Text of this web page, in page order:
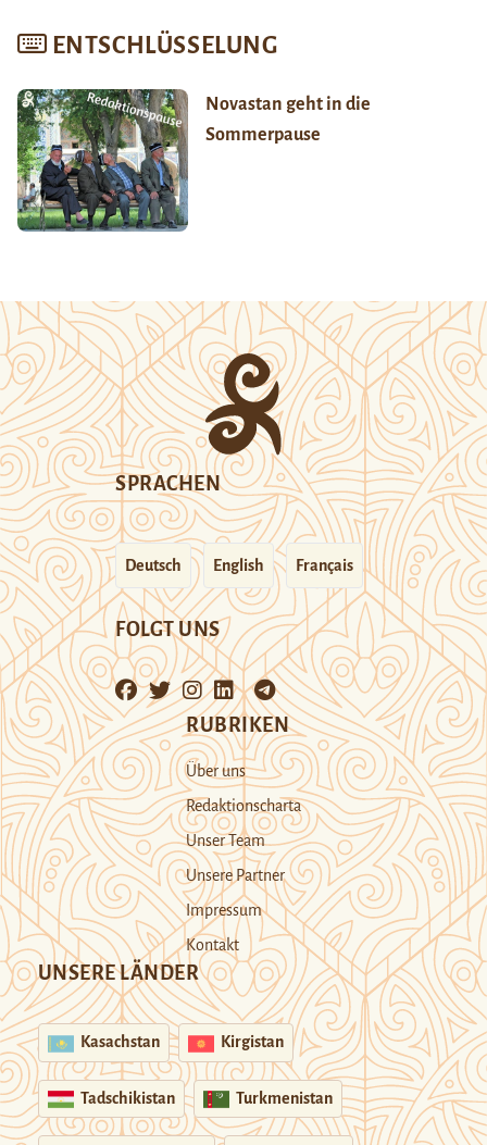
ENTSCHLÜSSELUNG
Novastan geht in die
Sommerpause
SPRACHEN
Deutsch English Français
FOLGT UNS
RUBRIKEN
Über uns
Redaktionscharta
Unser Team
Unsere Partner
Impressum
Kontakt
UNSERE LÄNDER
Kasachstan Kirgistan
Tadschikistan Turkmenistan